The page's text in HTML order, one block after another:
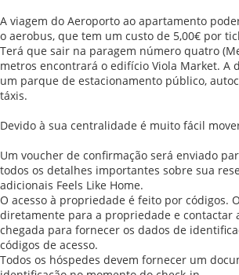
A viagem do Aeroporto ao apartamento
o aerobus, que tem um custo de 5,00€ por
Terá que sair na paragem número quatro
metros encontrará o edifício Viola Market. A
um parque de estacionamento público,
táxis.
Devido à sua centralidade é muito fácil
Um voucher de confirmação será enviado
todos os detalhes importantes sobre sua
adicionais Feels Like Home.
O acesso à propriedade é feito por códigos.
diretamente para a propriedade e contactar
chegada para fornecer os dados de
códigos de acesso.
Todos os hóspedes devem fornecer um